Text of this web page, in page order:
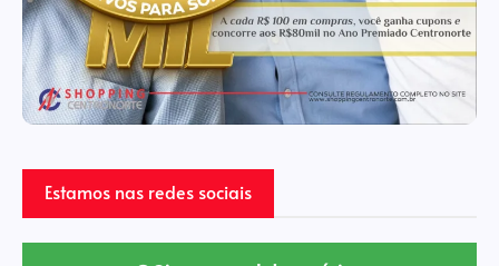
Estamos nas redes sociais